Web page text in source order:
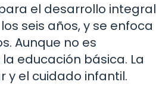
el desarrollo integral
seis años, y se enfoca
Aunque no es
educación básica. La
y el cuidado infantil.